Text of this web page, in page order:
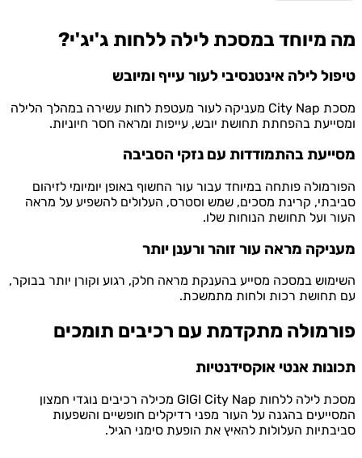
מיוחד במסכת לילה ללחות ג'יג'י?
לילה אינטנסיבי לעור עייף ומיובש
מסכת City Nap מעניקה לעור מעטפת לחות עשירה במהלך הלילה
בהפחתת תחושת יובש, עייפות ומראה חסר חיוניות.
בהתמודדות עם נזקי הסביבה
פותחה במיוחד עבור עור החשוף באופן יומיומי לזיהום
קרינת מסכים, שמש וסטרס, העלולים להשפיע על מראה
ועל תחושת הנוחות שלו.
מראה עור זוהר ורענן יותר
במסכה מסייע בהענקת מראה חלק, רגוע וקורן יותר בבוקר,
רכות ולחות מתמשכת.
מתקדמת עם רכיבים תומכים
אנטי אוקסידנטיות
מסכת לילה ללחות GIGI City Nap מכילה רכיבים נוגדי חמצון
בהגנה על העור מפני רדיקלים חופשיים והשפעות
העלולות להאיץ את הופעת סימני הגיל.